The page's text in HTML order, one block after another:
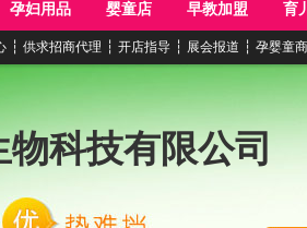
孕妇用品 婴童店 早教加盟 育
┆ 供求招商代理 ┆ 开店指导 ┆ 展会报道 ┆ 孕婴童
物科技有限公司